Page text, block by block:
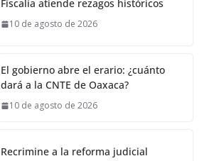
Fiscalía atiende rezagos históricos
10 de agosto de 2026
El gobierno abre el erario: ¿cuánto
dará a la CNTE de Oaxaca?
10 de agosto de 2026
Recrimine a la reforma judicial